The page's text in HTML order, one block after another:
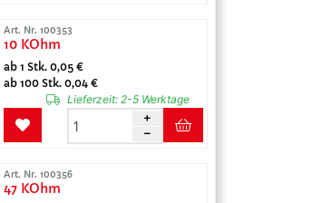
Art. Nr. 100353
10 KOhm
ab 1 Stk. 0,05 €
ab 100 Stk. 0,04 €
Lieferzeit: 2-5 Werktage
Art. Nr. 100356
47 KOhm